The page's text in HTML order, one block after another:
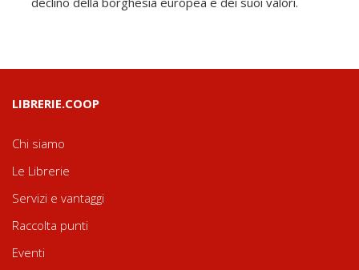
LIBRERIE.COOP
Chi siamo
Le Librerie
Servizi e vantaggi
Raccolta punti
Eventi